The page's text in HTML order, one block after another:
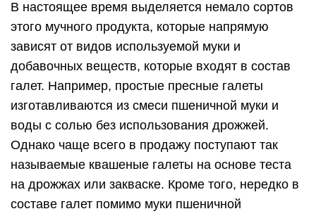
В настоящее время выделяется немало сортов
этого мучного продукта, которые напрямую
зависят от видов используемой муки и
добавочных веществ, которые входят в состав
галет. Например, простые пресные галеты
изготавливаются из смеси пшеничной муки и
воды с солью без использования дрожжей.
Однако чаще всего в продажу поступают так
называемые квашеные галеты на основе теста
на дрожжах или закваске. Кроме того, нередко в
составе галет помимо муки пшеничной